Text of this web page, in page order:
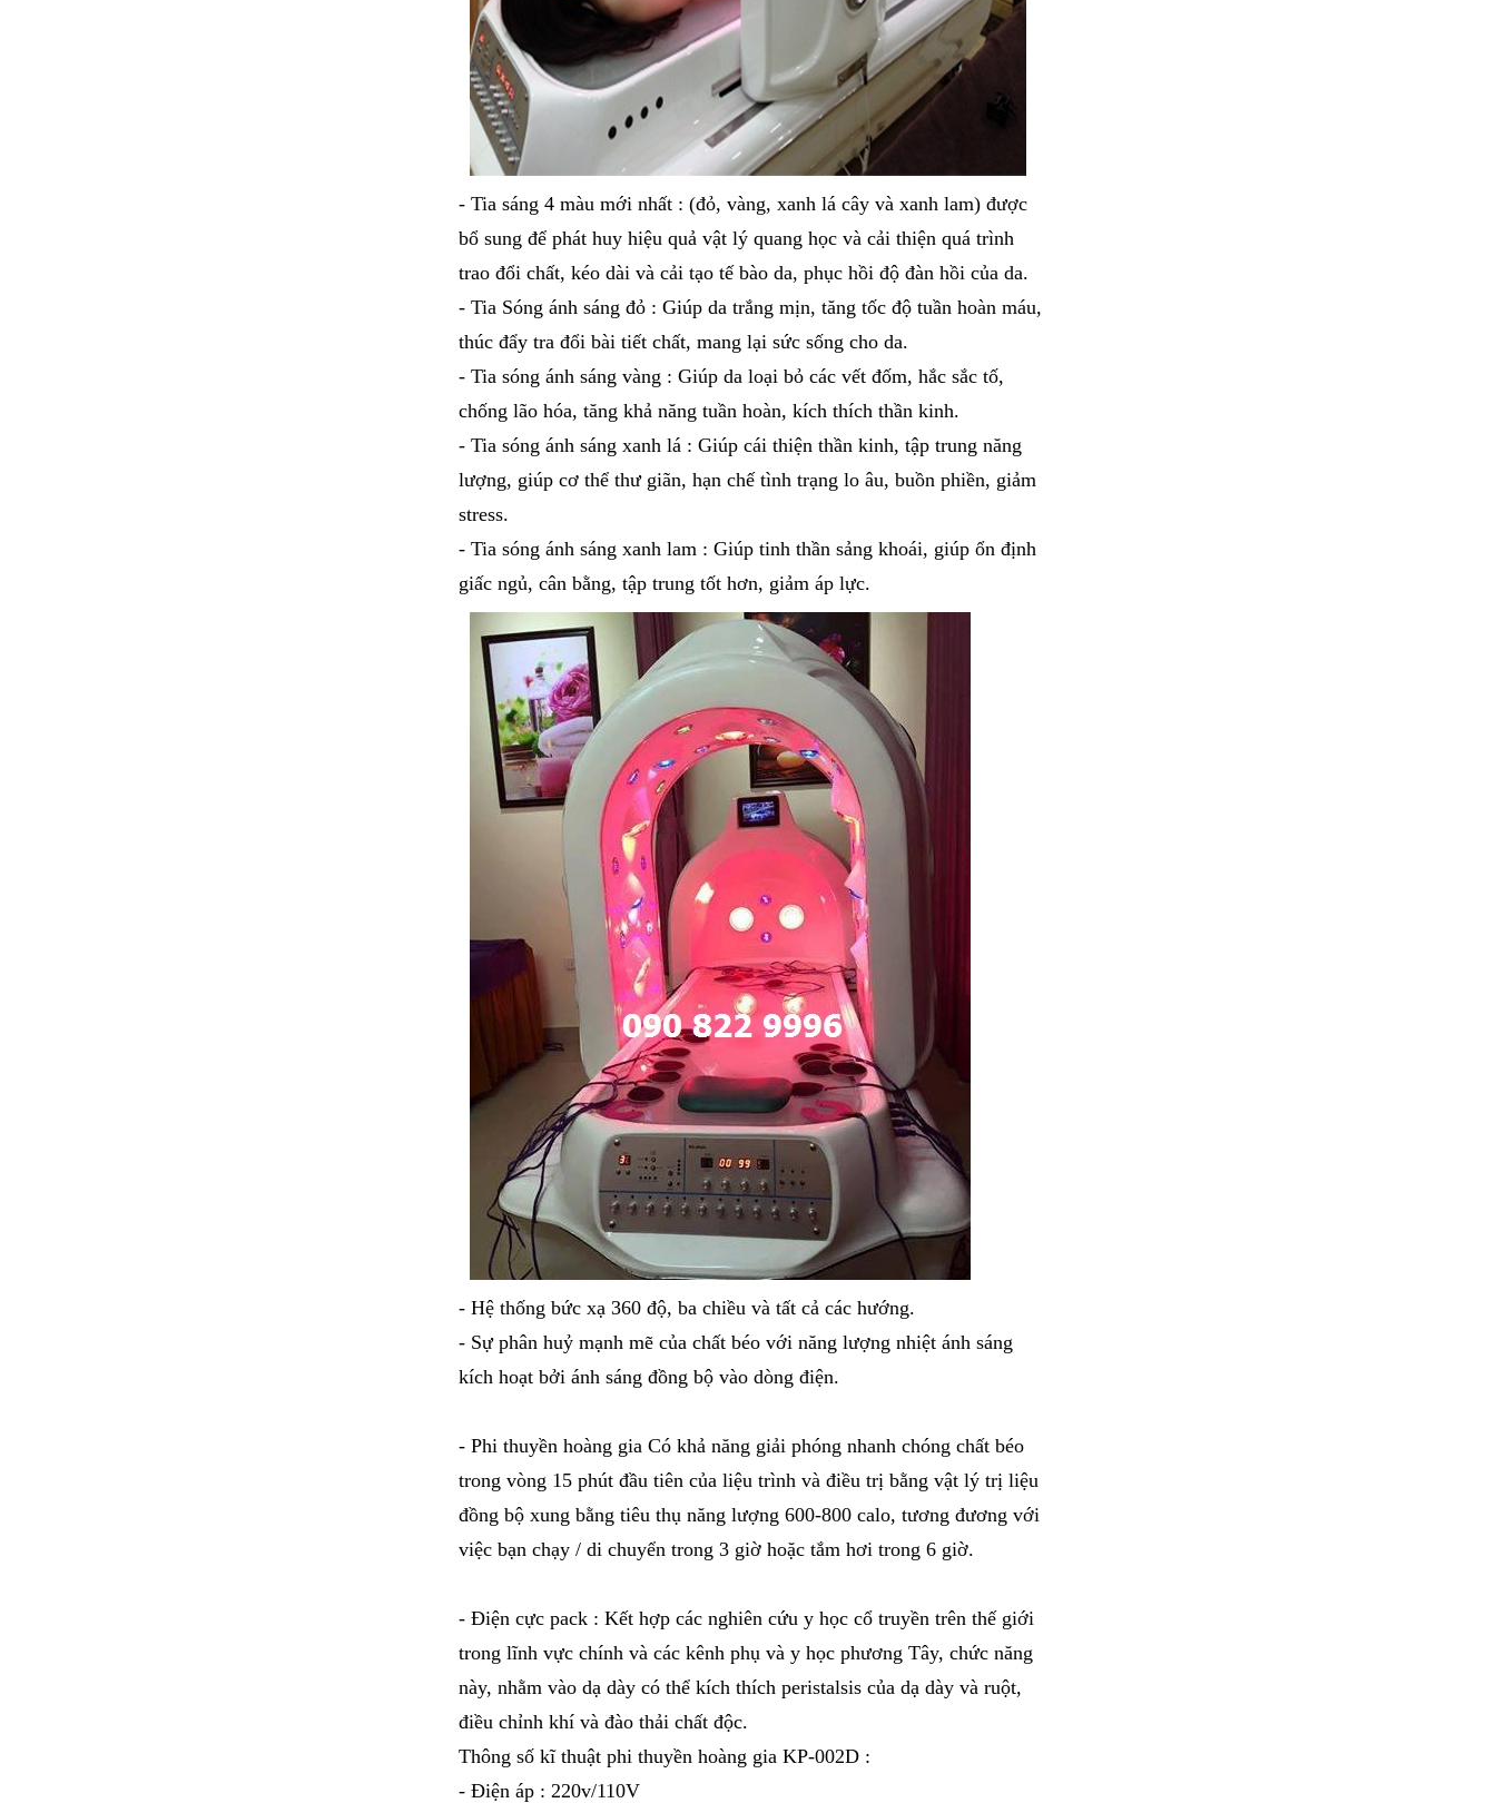
- Tia sáng 4 màu mới nhất : (đỏ, vàng, xanh lá cây và xanh lam) được
bổ sung để phát huy hiệu quả vật lý quang học và cải thiện quá trình
trao đổi chất, kéo dài và cải tạo tế bào da, phục hồi độ đàn hồi của da.
- Tia Sóng ánh sáng đỏ : Giúp da trắng mịn, tăng tốc độ tuần hoàn máu,
thúc đẩy tra đổi bài tiết chất, mang lại sức sống cho da.
- Tia sóng ánh sáng vàng : Giúp da loại bỏ các vết đốm, hắc sắc tố,
chống lão hóa, tăng khả năng tuần hoàn, kích thích thần kinh.
- Tia sóng ánh sáng xanh lá : Giúp cái thiện thần kinh, tập trung năng
lượng, giúp cơ thể thư giãn, hạn chế tình trạng lo âu, buồn phiền, giảm
stress.
- Tia sóng ánh sáng xanh lam : Giúp tinh thần sảng khoái, giúp ổn định
giấc ngủ, cân bằng, tập trung tốt hơn, giảm áp lực.
- Hệ thống bức xạ 360 độ, ba chiều và tất cả các hướng.
- Sự phân huỷ mạnh mẽ của chất béo với năng lượng nhiệt ánh sáng
kích hoạt bởi ánh sáng đồng bộ vào dòng điện.
- Phi thuyền hoàng gia Có khả năng giải phóng nhanh chóng chất béo
trong vòng 15 phút đầu tiên của liệu trình và điều trị bằng vật lý trị liệu
đồng bộ xung bằng tiêu thụ năng lượng 600-800 calo, tương đương với
việc bạn chạy / di chuyển trong 3 giờ hoặc tắm hơi trong 6 giờ.
- Điện cực pack : Kết hợp các nghiên cứu y học cổ truyền trên thế giới
trong lĩnh vực chính và các kênh phụ và y học phương Tây, chức năng
này, nhằm vào dạ dày có thể kích thích peristalsis của dạ dày và ruột,
điều chỉnh khí và đào thải chất độc.
Thông số kĩ thuật phi thuyền hoàng gia KP-002D :
- Điện áp : 220v/110V